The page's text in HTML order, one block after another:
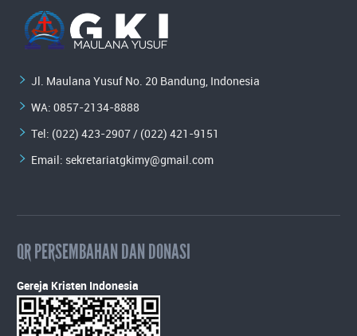
Jl. Maulana Yusuf No. 20 Bandung, Indonesia
WA: 0857-2134-8888
Tel: (022) 423-2907 / (022) 421-9151
Email: sekretariatgkimy@gmail.com
QR PERSEMBAHAN DAN DONASI
Gereja Kristen Indonesia